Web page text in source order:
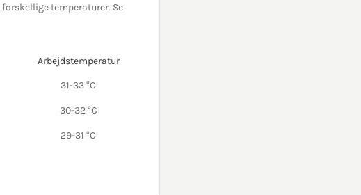
temperaturer. Se
Arbejdstemperatur
31-33 °C
30-32 °C
29-31 °C